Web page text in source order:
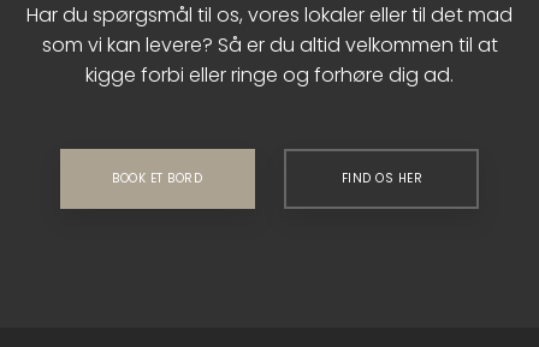
Har du spørgsmål til os, vores lokaler eller til det mad
som vi kan levere? Så er du altid velkommen til at
kigge forbi eller ringe og forhøre dig ad.
BOOK ET BORD FIND OS HER